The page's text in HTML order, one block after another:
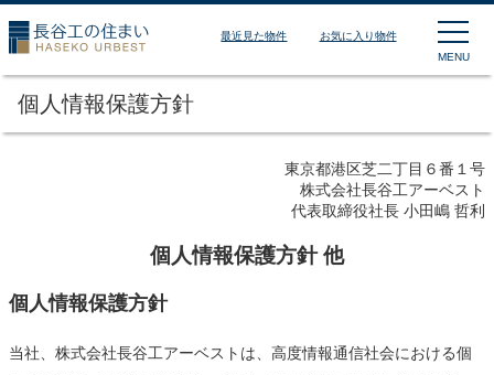
長谷工の住まい
最近見た物件
お気に入り物件
MENU
個人情報保護方針
東京都港区芝二丁目６番１号
株式会社長谷工アーベスト
代表取締役社長 小田嶋 哲利
個人情報保護方針 他
個人情報保護方針
当社、株式会社長谷工アーベストは、高度情報通信社会における個